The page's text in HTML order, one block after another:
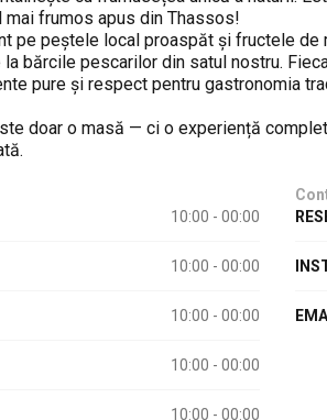
mai frumos apus din Thassos!
pe peștele local proaspăt și fructele de
bărcile pescarilor din satul nostru.
pure și respect pentru gastronomia
doar o masă — ci o experiență
10:00 - 00:00
10:00 - 00:00
10:00 - 00:00
10:00 - 00:00
10:00 - 00:00